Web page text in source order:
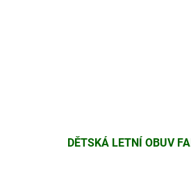
DĚTSKÁ LETNÍ OBUV